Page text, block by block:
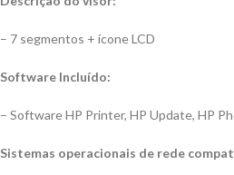
– 7 segmentos + ícone LCD
Software Incluído:
– Software HP Printer, HP Update, HP
Sistemas operacionais de rede